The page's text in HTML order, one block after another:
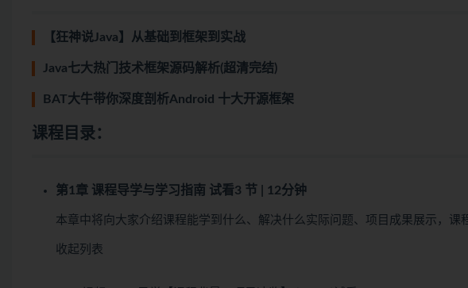
【狂神说Java】从基础到框架到实战
Java七大热门技术框架源码解析(超清完结)
BAT大牛带你深度剖析Android 十大开源框架
课程目录：
第1章 课程导学与学习指南 试看3 节 | 12分钟
本章中将向大家介绍课程能学到什么、解决什么实际问题、项目成果展示，课
收起列表